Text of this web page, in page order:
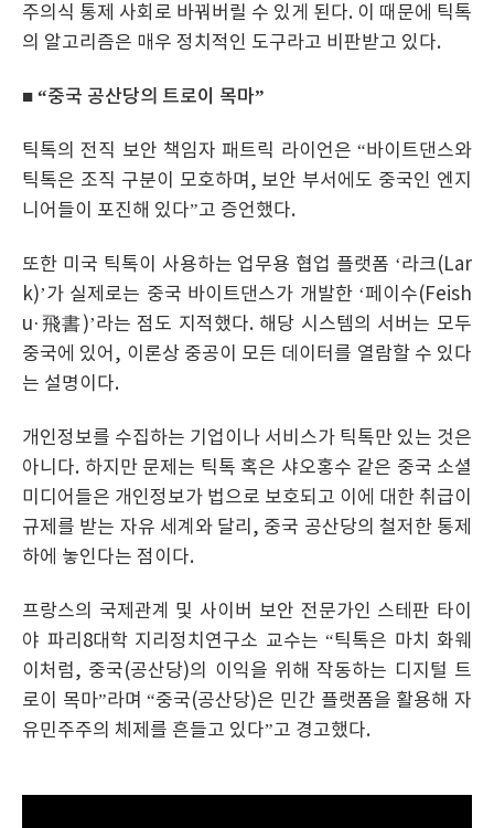
주의식 통제 사회로 바꿔버릴 수 있게 된다. 이 때문에 틱톡
의 알고리즘은 매우 정치적인 도구라고 비판받고 있다.
■ “중국 공산당의 트로이 목마”
틱톡의 전직 보안 책임자 패트릭 라이언은 “바이트댄스와
틱톡은 조직 구분이 모호하며, 보안 부서에도 중국인 엔지
니어들이 포진해 있다”고 증언했다.
또한 미국 틱톡이 사용하는 업무용 협업 플랫폼 ‘라크(Lar
k)’가 실제로는 중국 바이트댄스가 개발한 ‘페이수(Feish
u·飛書)’라는 점도 지적했다. 해당 시스템의 서버는 모두
중국에 있어, 이론상 중공이 모든 데이터를 열람할 수 있다
는 설명이다.
개인정보를 수집하는 기업이나 서비스가 틱톡만 있는 것은
아니다. 하지만 문제는 틱톡 혹은 샤오홍수 같은 중국 소셜
미디어들은 개인정보가 법으로 보호되고 이에 대한 취급이
규제를 받는 자유 세계와 달리, 중국 공산당의 철저한 통제
하에 놓인다는 점이다.
프랑스의 국제관계 및 사이버 보안 전문가인 스테판 타이
야 파리8대학 지리정치연구소 교수는 “틱톡은 마치 화웨
이처럼, 중국(공산당)의 이익을 위해 작동하는 디지털 트
로이 목마”라며 “중국(공산당)은 민간 플랫폼을 활용해 자
유민주주의 체제를 흔들고 있다”고 경고했다.